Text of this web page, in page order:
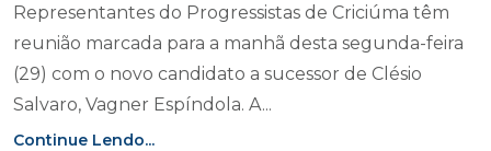
Representantes do Progressistas de Criciúma têm
reunião marcada para a manhã desta segunda-feira
(29) com o novo candidato a sucessor de Clésio
Salvaro, Vagner Espíndola. A...
Continue Lendo...